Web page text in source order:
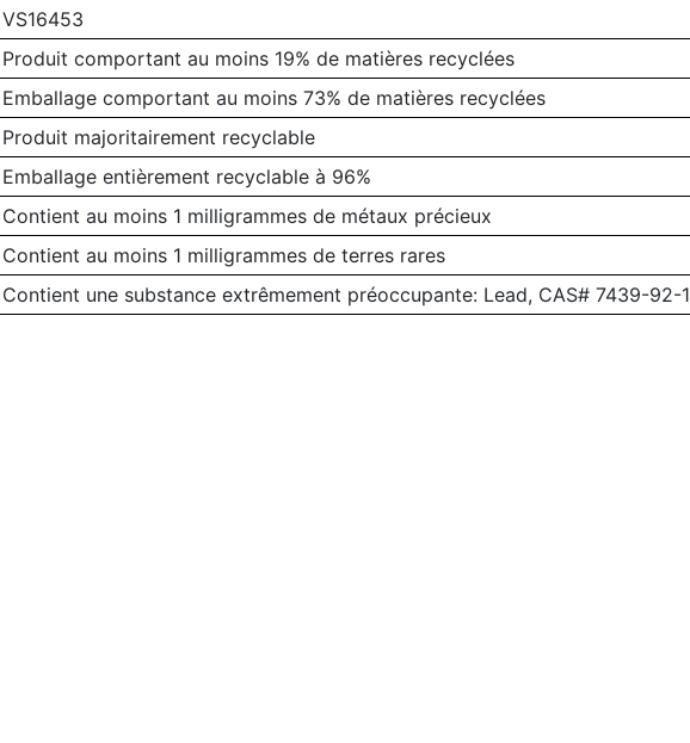
VS16453
Produit comportant au moins 19% de matières recyclées
Emballage comportant au moins 73% de matières recyclées
Produit majoritairement recyclable
Emballage entièrement recyclable à 96%
Contient au moins 1 milligrammes de métaux précieux
Contient au moins 1 milligrammes de terres rares
Contient une substance extrêmement préoccupante: Lead, CAS# 7439-92-1